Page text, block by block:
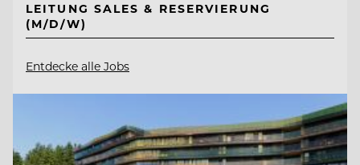
LEITUNG SALES & RESERVIERUNG
(M/D/W)
Entdecke alle Jobs